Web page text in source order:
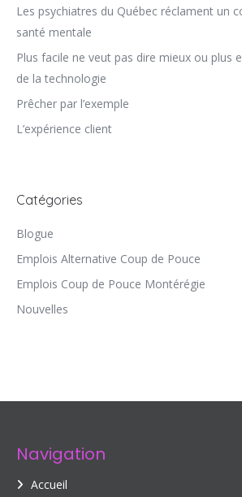
Les psychiatres du Québec réclament un
santé mentale
Plus facile ne veut pas dire mieux ou plus
de la technologie
Prêcher par l’exemple
L’expérience client
Catégories
Blogue
Emplois Alternative Coup de Pouce
Emplois Coup de Pouce Montérégie
Nouvelles
Navigation
Accueil